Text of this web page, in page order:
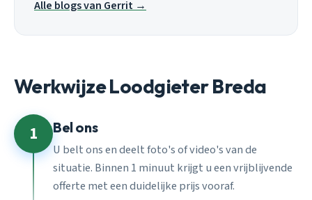
Alle blogs van Gerrit →
Werkwijze Loodgieter Breda
1 Bel ons
U belt ons en deelt foto's of video's van de
situatie. Binnen 1 minuut krijgt u een vrijblijvende
offerte met een duidelijke prijs vooraf.